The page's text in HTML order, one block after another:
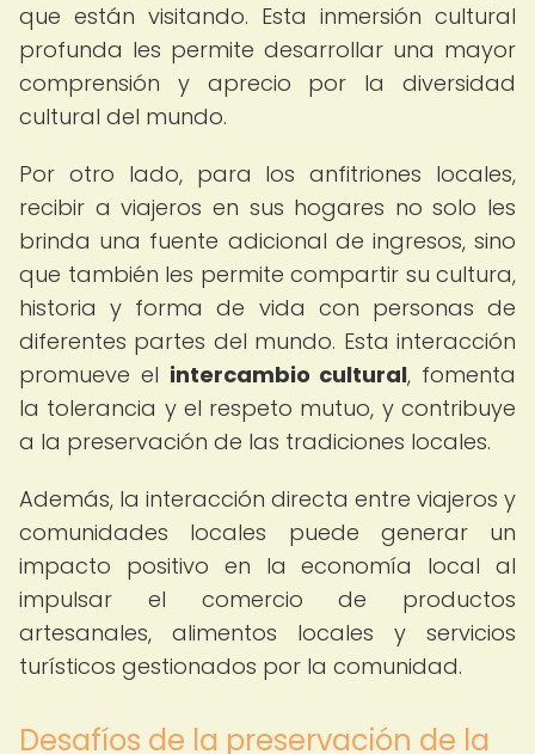
que están visitando. Esta inmersión cultural
profunda les permite desarrollar una mayor
comprensión y aprecio por la diversidad
cultural del mundo.
Por otro lado, para los anfitriones locales,
recibir a viajeros en sus hogares no solo les
brinda una fuente adicional de ingresos, sino
que también les permite compartir su cultura,
historia y forma de vida con personas de
diferentes partes del mundo. Esta interacción
promueve el intercambio cultural, fomenta
la tolerancia y el respeto mutuo, y contribuye
a la preservación de las tradiciones locales.
Además, la interacción directa entre viajeros y
comunidades locales puede generar un
impacto positivo en la economía local al
impulsar el comercio de productos
artesanales, alimentos locales y servicios
turísticos gestionados por la comunidad.
Desafíos de la preservación de la